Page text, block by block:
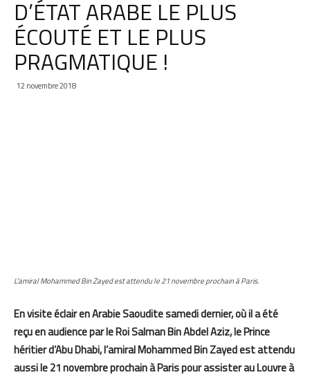
D’ÉTAT ARABE LE PLUS
ÉCOUTÉ ET LE PLUS
PRAGMATIQUE !
12 novembre 2018
L’amiral Mohammed Bin Zayed est attendu le 21 novembre prochain à Paris.
En visite éclair en Arabie Saoudite samedi dernier, où il a été
reçu en audience par le Roi Salman Bin Abdel Aziz, le Prince
héritier d’Abu Dhabi, l’amiral Mohammed Bin Zayed est attendu
aussi le 21 novembre prochain à Paris pour assister au Louvre à